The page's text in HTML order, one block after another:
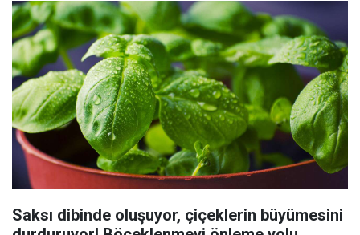
Saksı dibinde oluşuyor, çiçeklerin büyümesini